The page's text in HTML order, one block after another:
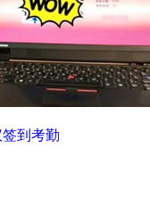
到考勤